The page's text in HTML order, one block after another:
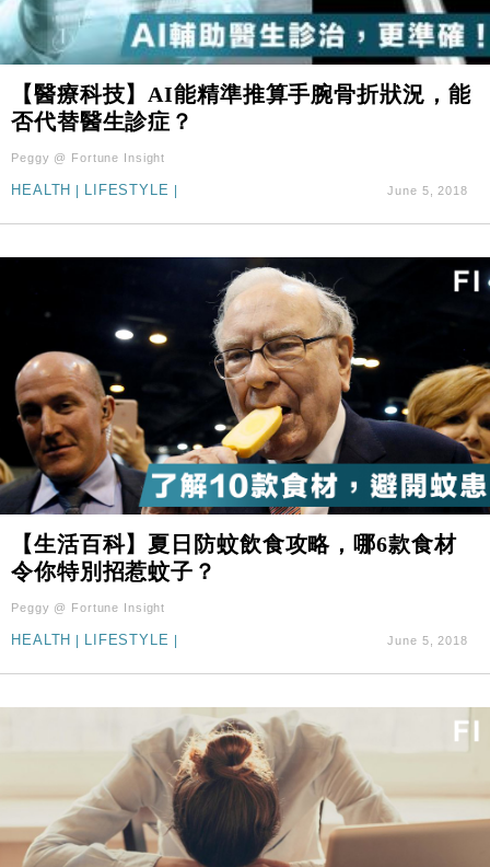
10:57
財經｜美商務部擬擴大金屬關稅範圍 14類產品或加徵
25%
18:15
定高消費客群
17:40
財經｜本港6月零售額連升14個月 珠寶鐘錶銷售升勢
最強
16:33
財經｜滙控重啟最多10億美元回購 派息比率目標維持
【醫療科技】AI能精準推算手腕骨折狀況，能
否代替醫生診症？
Peggy @ Fortune Insight
HEALTH LIFESTYLE June 5, 2018
【生活百科】夏日防蚊飲食攻略，哪6款食材
令你特別招惹蚊子？
Peggy @ Fortune Insight
HEALTH LIFESTYLE June 5, 2018